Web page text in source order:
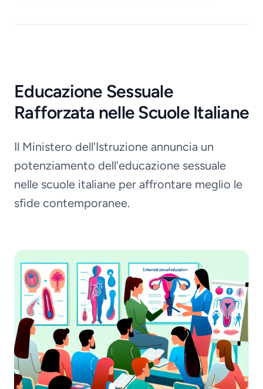
Educazione Sessuale
Rafforzata nelle Scuole Italiane
Il Ministero dell'Istruzione annuncia un
potenziamento dell'educazione sessuale
nelle scuole italiane per affrontare meglio le
sfide contemporanee.